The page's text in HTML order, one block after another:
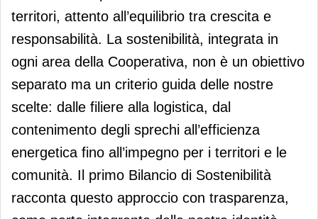
territori, attento all’equilibrio tra crescita e
responsabilità. La sostenibilità, integrata in
ogni area della Cooperativa, non è un obiettivo
separato ma un criterio guida delle nostre
scelte: dalle filiere alla logistica, dal
contenimento degli sprechi all’efficienza
energetica fino all’impegno per i territori e le
comunità. Il primo Bilancio di Sostenibilità
racconta questo approccio con trasparenza,